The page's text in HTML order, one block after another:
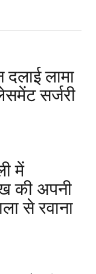
लामा
सर्जरी
में
की अपनी
से रवाना